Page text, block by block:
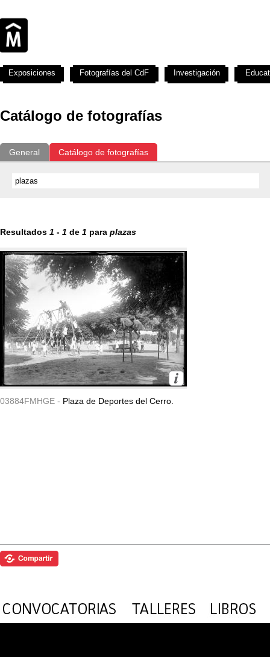
Catálogo de fotografías
General Catálogo de fotografías
Resultados 1 - 1 de 1 para plazas
03884FMHGE - Plaza de Deportes del Cerro.
Exposiciones Fotografías del CdF Investigación